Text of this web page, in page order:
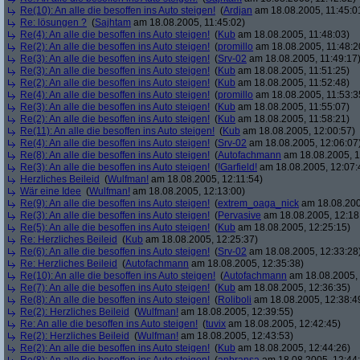
Re(10): An alle die besoffen ins Auto steigen! (Ardjan am 18.08.2005,
Re: lösungen ? (Sajhtam am 18.08.2005, 11:45:02)
Re(4): An alle die besoffen ins Auto steigen! (Kub am 18.08.2005, 11:48:03)
Re(2): An alle die besoffen ins Auto steigen! (promillo am 18.08.2005,
Re(3): An alle die besoffen ins Auto steigen! (Srv-02 am 18.08.2005, 11:49:17)
Re(3): An alle die besoffen ins Auto steigen! (Kub am 18.08.2005, 11:51:25)
Re(2): An alle die besoffen ins Auto steigen! (Kub am 18.08.2005, 11:52:48)
Re(4): An alle die besoffen ins Auto steigen! (promillo am 18.08.2005,
Re(3): An alle die besoffen ins Auto steigen! (Kub am 18.08.2005, 11:55:07)
Re(2): An alle die besoffen ins Auto steigen! (Kub am 18.08.2005, 11:58:21)
Re(11): An alle die besoffen ins Auto steigen! (Kub am 18.08.2005, 12:00:57)
Re(4): An alle die besoffen ins Auto steigen! (Srv-02 am 18.08.2005,
Re(8): An alle die besoffen ins Auto steigen! (Autofachmann am 18.08.2005,
Re(3): An alle die besoffen ins Auto steigen! (!Garfield! am 18.08.2005,
Herzliches Beileid (Wulfman! am 18.08.2005, 12:11:54)
Wär eine Idee (Wulfman! am 18.08.2005, 12:13:00)
Re(9): An alle die besoffen ins Auto steigen! (extrem_oaga_nick am
Re(3): An alle die besoffen ins Auto steigen! (Pervasive am 18.08.2005,
Re(5): An alle die besoffen ins Auto steigen! (Kub am 18.08.2005, 12:25:15)
Re: Herzliches Beileid (Kub am 18.08.2005, 12:25:37)
Re(6): An alle die besoffen ins Auto steigen! (Srv-02 am 18.08.2005,
Re: Herzliches Beileid (Autofachmann am 18.08.2005, 12:35:38)
Re(10): An alle die besoffen ins Auto steigen! (Autofachmann am
Re(7): An alle die besoffen ins Auto steigen! (Kub am 18.08.2005, 12:36:35)
Re(8): An alle die besoffen ins Auto steigen! (Roliboli am 18.08.2005,
Re(2): Herzliches Beileid (Wulfman! am 18.08.2005, 12:39:55)
Re: An alle die besoffen ins Auto steigen! (tuvix am 18.08.2005, 12:42:45)
Re(2): Herzliches Beileid (Wulfman! am 18.08.2005, 12:43:53)
Re(2): An alle die besoffen ins Auto steigen! (Kub am 18.08.2005, 12:44:26)